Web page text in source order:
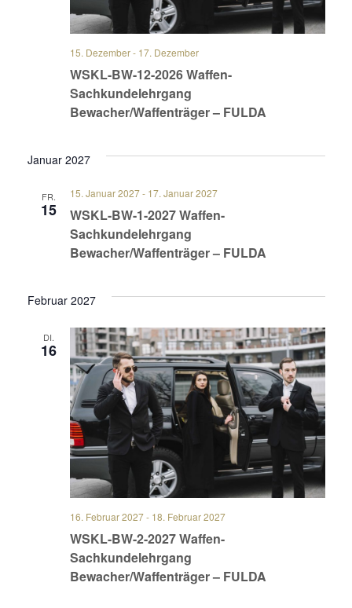
WSKL-BW-12-2026 Waffen-
Sachkundelehrgang
Bewacher/Waffenträger – FULDA
15. Dezember- 17. Dezember
Januar 2027
FR.
15
WSKL-BW-1-2027 Waffen-
Sachkundelehrgang
Bewacher/Waffenträger – FULDA
15. Januar 2027- 17. Januar 2027
Februar 2027
DI.
16
WSKL-BW-2-2027 Waffen-
Sachkundelehrgang
Bewacher/Waffenträger – FULDA
16. Februar 2027- 18. Februar 2027